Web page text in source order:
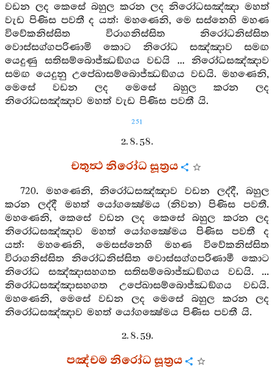
වඩන ලද කෙසේ බහුල කරන ලද නිරෝධසඤ්ඤා මහත්
වැඩ පිණිස පවතී ද යත්: මහණෙනි, මෙ සස්නෙහි මහණ
විවේකනිස්සිත විරාගනිස්සිත නිරෝධනිස්සිත
වොස්සග්ගපරිණාමි කොට නිරෝධ සඤ්ඤාව සමඟ
යෙදුණු සතිසම්බොජ්ඣඞ්ගය වඩයි ... නිරෝධසඤ්ඤාව
සමඟ යෙදුනු උපේඛාසම්බොජ්ඣඞ්ගය වඩයි. මහණෙනි,
මෙසේ වඩන ලද මෙසේ බහුල කරන ලද
නිරෝධසඤ්ඤාව මහත් වැඩ පිණිස පවතී යි.
251
2. 8. 58.
චතුත්‍ථ නිරෝධ සූත්‍රය
720. මහණෙනි, නිරෝධසඤ්ඤාව වඩන ලද්දී, බහුල
කරන ලද්දී මහත් යෝගක්‍ෂේමය (නිවන) පිණිස පවතී.
මහණෙනි, කෙසේ වඩන ලද කෙසේ බහුල කරන ලද
නිරෝධසඤ්ඤාව මහත් යෝගක්‍ෂේමය පිණිස පවතී ද
යත්: මහණෙනි, මෙසස්නෙහි මහණ විවේකනිස්සිත
විරාගනිස්සිත නිරෝධනිස්සිත වොස්සග්ගපරිණාමී කොට
නිරෝධ සඤ්ඤාසහගත සතිසම්බොජ්ඣඞ්ගය වඩයි. ...
නිරෝධසඤ්ඤාසහගත උපේඛාසම්බොජ්ඣඞ්ගය වඩයි.
මහණෙනි, මෙසේ වඩන ලද මෙසේ බහුල කරන ලද
නිරෝධසඤ්ඤාව මහත් යෝගක්‍ෂේමය පිණිස පවතී යි.
2. 8. 59.
පඤ්චම නිරෝධ සූත්‍රය